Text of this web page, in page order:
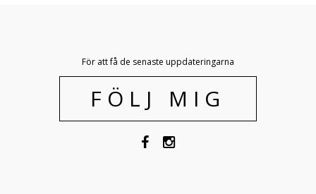
För att få de senaste uppdateringarna
FÖLJ MIG